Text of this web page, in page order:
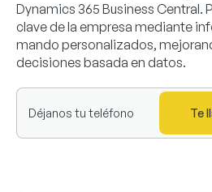
Dynamics 365 Business Central.
clave de la empresa mediante
mando personalizados,
decisiones basada en datos.
Te